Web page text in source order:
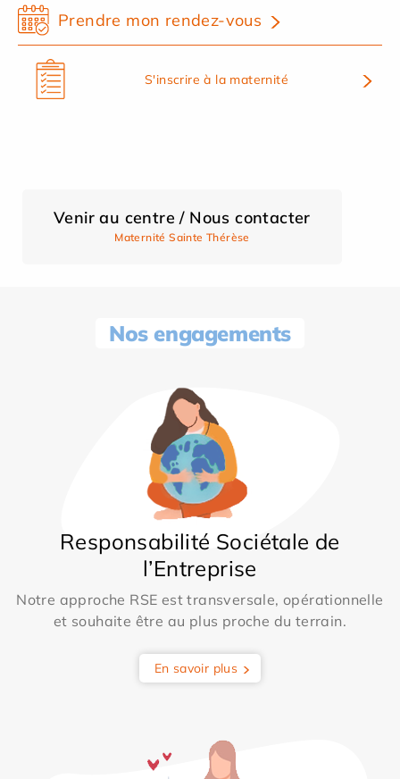
Prendre mon rendez-vous
S'inscrire à la maternité
Venir au centre / Nous contacter
Maternité Sainte Thérèse
Nos engagements
Responsabilité Sociétale de
l’Entreprise
Notre approche RSE est transversale, opérationnelle
et souhaite être au plus proche du terrain.
En savoir plus